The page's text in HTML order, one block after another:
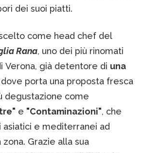
dei suoi piatti.
come head chef del
Rana, uno dei più rinomati
Verona, già detentore di una
dove porta una proposta fresca
degustazione come
e "Contaminazioni", che
asiatici e mediterranei ad
Grazie alla sua